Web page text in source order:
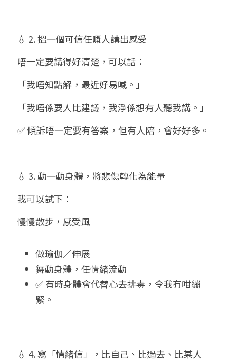
💧 2. 搵一個可信任嘅人講出感受
唔一定要講得好清楚，可以話：
「我唔知點解，最近好易喊。」
「我唔係要人比建議，我淨係想有人聽我講。」
✅ 傾訴唔一定要有答案，但有人陪，會好好多。
💧 3. 動一動身體，將悲傷轉化為能量
我可以試下：
慢慢散步，感受風
做瑜伽／伸展
舞動身體，任情緒流動
✅ 有時身體會代替心去排毒，令我冇咁繃
緊。
💧 4. 寫「情緒信」，比自己、比過去、比某人